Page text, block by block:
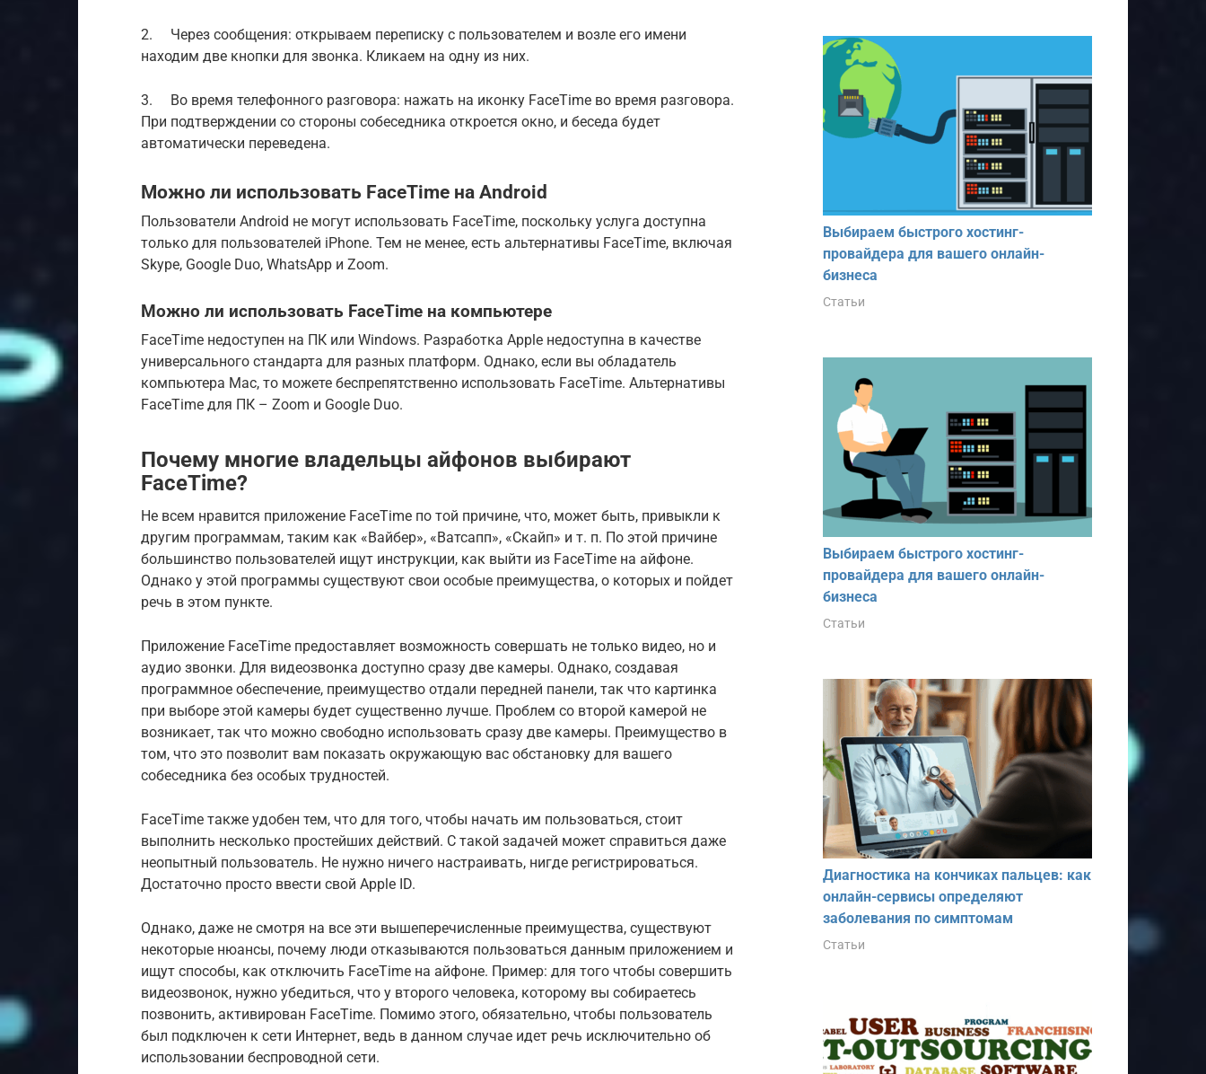
2. Через сообщения: открываем переписку с пользователем и возле его имени
находим две кнопки для звонка. Кликаем на одну из них.
3. Во время телефонного разговора: нажать на иконку FaceTime во время разговора.
При подтверждении со стороны собеседника откроется окно, и беседа будет
автоматически переведена.
Можно ли использовать FaceTime на Android
Пользователи Android не могут использовать FaceTime, поскольку услуга доступна
только для пользователей iPhone. Тем не менее, есть альтернативы FaceTime, включая
Skype, Google Duo, WhatsApp и Zoom.
Можно ли использовать FaceTime на компьютере
FaceTime недоступен на ПК или Windows. Разработка Apple недоступна в качестве
универсального стандарта для разных платформ. Однако, если вы обладатель
компьютера Mac, то можете беспрепятственно использовать FaceTime. Альтернативы
FaceTime для ПК – Zoom и Google Duo.
Почему многие владельцы айфонов выбирают
FaceTime?
Не всем нравится приложение FaceTime по той причине, что, может быть, привыкли к
другим программам, таким как «Вайбер», «Ватсапп», «Скайп» и т. п. По этой причине
большинство пользователей ищут инструкции, как выйти из FaceTime на айфоне.
Однако у этой программы существуют свои особые преимущества, о которых и пойдет
речь в этом пункте.
Приложение FaceTime предоставляет возможность совершать не только видео, но и
аудио звонки. Для видеозвонка доступно сразу две камеры. Однако, создавая
программное обеспечение, преимущество отдали передней панели, так что картинка
при выборе этой камеры будет существенно лучше. Проблем со второй камерой не
возникает, так что можно свободно использовать сразу две камеры. Преимущество в
том, что это позволит вам показать окружающую вас обстановку для вашего
собеседника без особых трудностей.
FaceTime также удобен тем, что для того, чтобы начать им пользоваться, стоит
выполнить несколько простейших действий. С такой задачей может справиться даже
неопытный пользователь. Не нужно ничего настраивать, нигде регистрироваться.
Достаточно просто ввести свой Apple ID.
Однако, даже не смотря на все эти вышеперечисленные преимущества, существуют
некоторые нюансы, почему люди отказываются пользоваться данным приложением и
ищут способы, как отключить FaceTime на айфоне. Пример: для того чтобы совершить
видеозвонок, нужно убедиться, что у второго человека, которому вы собираетесь
позвонить, активирован FaceTime. Помимо этого, обязательно, чтобы пользователь
был подключен к сети Интернет, ведь в данном случае идет речь исключительно об
использовании беспроводной сети.
Выбираем быстрого хостинг-
провайдера для вашего онлайн-
бизнеса
Статьи
Выбираем быстрого хостинг-
провайдера для вашего онлайн-
бизнеса
Статьи
Диагностика на кончиках пальцев: как
онлайн-сервисы определяют
заболевания по симптомам
Статьи